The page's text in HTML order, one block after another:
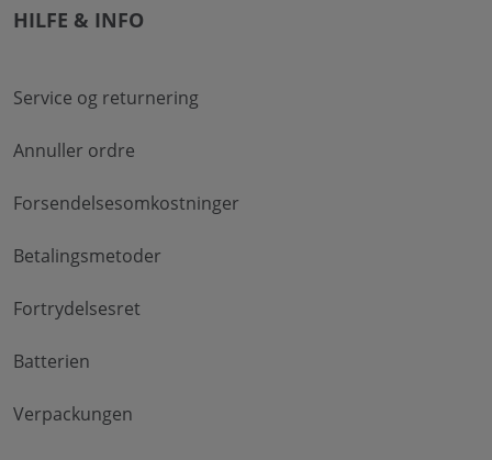
HILFE & INFO
Service og returnering
Annuller ordre
Forsendelsesomkostninger
Betalingsmetoder
Fortrydelsesret
Batterien
Verpackungen